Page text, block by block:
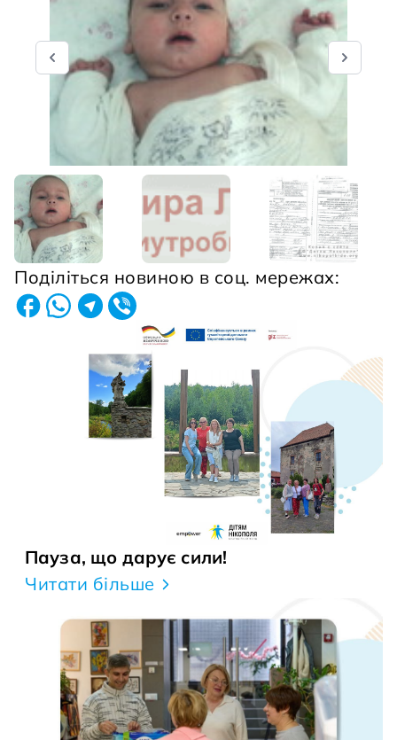
Поділіться новиною в соц. мережах:
Пауза, що дарує сили!
Читати більше